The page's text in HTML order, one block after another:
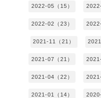
2022-05（15）
2022-02（23）
2021-11（21）
2021-07（21）
2021-04（22）
2021-01（14）